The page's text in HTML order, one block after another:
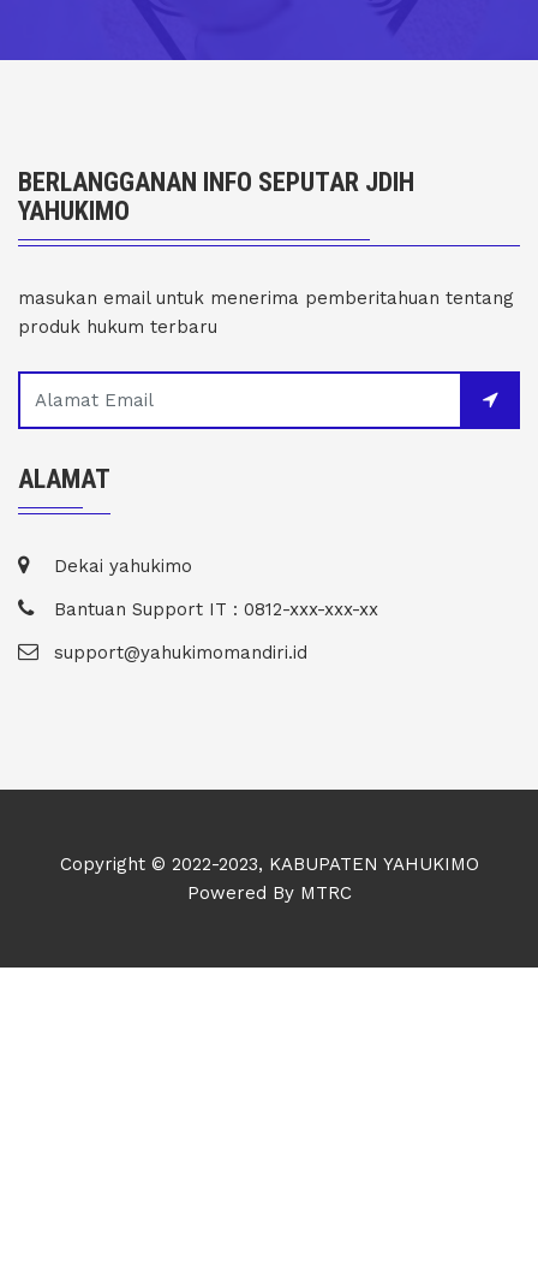
BERLANGGANAN INFO SEPUTAR JDIH
YAHUKIMO
masukan email untuk menerima pemberitahuan tentang
produk hukum terbaru
ALAMAT
Dekai yahukimo
Bantuan Support IT : 0812-xxx-xxx-xx
support@yahukimomandiri.id
Copyright © 2022-2023, KABUPATEN YAHUKIMO
Powered By MTRC